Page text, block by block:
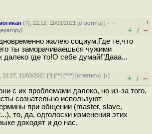
(?), 22:12, 11/03/2021 [ответить] [ ﹢﹢
]
–1
+ / –
жалею социум.Где те,что
ты заморачиваешься чужими
где то!О себе думай!"Дааа...
22:27, 11/03/2021 [^] [^^] [^^^] [ответить][↓]
+ / –
с их проблемами далеко, но из-за того,
сознательно используют
при общении (master, slave,
то, да, одголоски изменения этих
доходят и до нас.